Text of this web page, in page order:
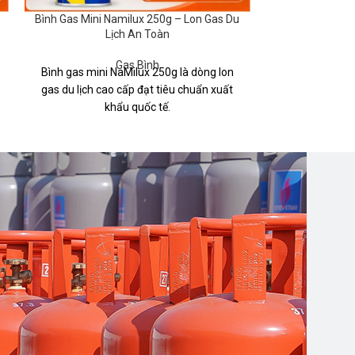
Bình Gas Mini Namilux 250g – Lon Gas Du
Lịch An Toàn
Gas Bình
Bình gas mini NaMilux 250g là dòng lon
gas du lịch cao cấp đạt tiêu chuẩn xuất
khẩu quốc tế.